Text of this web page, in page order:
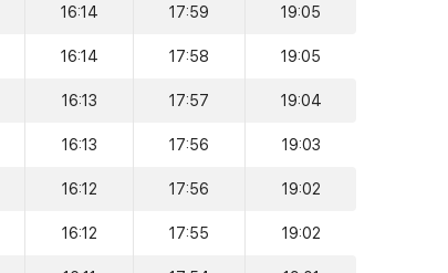
16:14 17:59 19:05
16:14 17:58 19:05
16:13 17:57 19:04
16:13 17:56 19:03
16:12 17:56 19:02
16:12 17:55 19:02